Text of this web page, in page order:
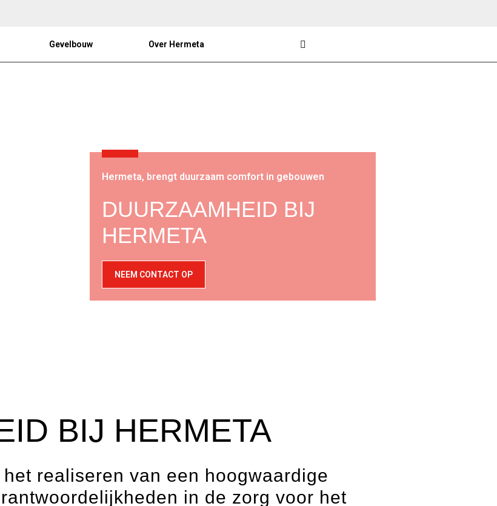
Gevelbouw Over Hermeta
Hermeta, brengt duurzaam comfort in gebouwen
DUURZAAMHEID BIJ
HERMETA
NEEM CONTACT OP
BIJ HERMETA
realiseren van een hoogwaardige
in de zorg voor het